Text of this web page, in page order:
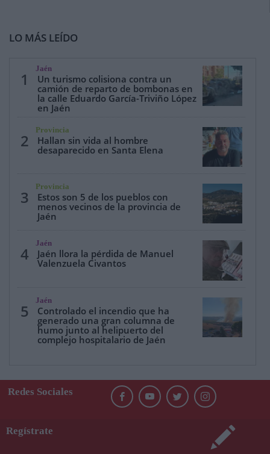
LO MÁS LEÍDO
1
Jaén
Un turismo colisiona contra un
camión de reparto de bombonas en
la calle Eduardo García-Triviño López
en Jaén
2
Provincia
Hallan sin vida al hombre
desaparecido en Santa Elena
3
Provincia
Estos son 5 de los pueblos con
menos vecinos de la provincia de
Jaén
4
Jaén
Jaén llora la pérdida de Manuel
Valenzuela Civantos
5
Jaén
Controlado el incendio que ha
generado una gran columna de
humo junto al helipuerto del
complejo hospitalario de Jaén
Redes Sociales
Regístrate